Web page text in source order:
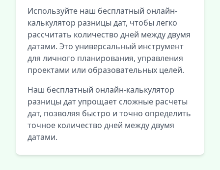
Используйте наш бесплатный онлайн-
калькулятор разницы дат, чтобы легко
рассчитать количество дней между двумя
датами. Это универсальный инструмент
для личного планирования, управления
проектами или образовательных целей.
Наш бесплатный онлайн-калькулятор
разницы дат упрощает сложные расчеты
дат, позволяя быстро и точно определить
точное количество дней между двумя
датами.